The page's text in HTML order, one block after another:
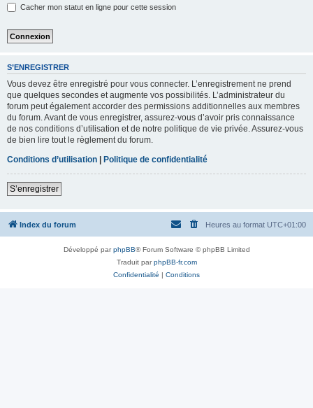
Cacher mon statut en ligne pour cette session
S’ENREGISTRER
Vous devez être enregistré pour vous connecter. L’enregistrement ne prend
que quelques secondes et augmente vos possibilités. L’administrateur du
forum peut également accorder des permissions additionnelles aux membres
du forum. Avant de vous enregistrer, assurez-vous d’avoir pris connaissance
de nos conditions d’utilisation et de notre politique de vie privée. Assurez-vous
de bien lire tout le règlement du forum.
Conditions d’utilisation | Politique de confidentialité
S’enregistrer
Index du forum Heures au format UTC+01:00
Développé parphpBB® Forum Software © phpBB Limited
Traduit parphpBB-fr.com
Confidentialité | Conditions